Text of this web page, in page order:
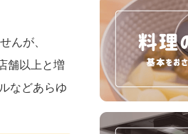
んが、
舗以上と増
などあらゆ